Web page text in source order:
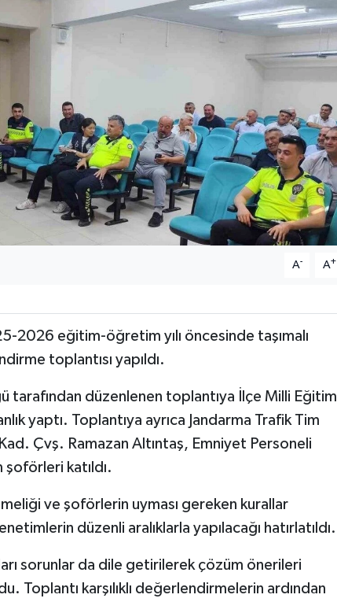
A- A+
2026 eğitim-öğretim yılı öncesinde taşımalı
toplantısı yapıldı.
tarafından düzenlenen toplantıya İlçe Milli Eğitim
yaptı. Toplantıya ayrıca Jandarma Trafik Tim
Çvş. Ramazan Altıntaş, Emniyet Personeli
şoförleri katıldı.
ve şoförlerin uyması gereken kurallar
düzenli aralıklarla yapılacağı hatırlatıldı.
sorunlar da dile getirilerek çözüm önerileri
Toplantı karşılıklı değerlendirmelerin ardından